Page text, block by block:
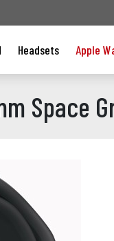
Headsets Apple